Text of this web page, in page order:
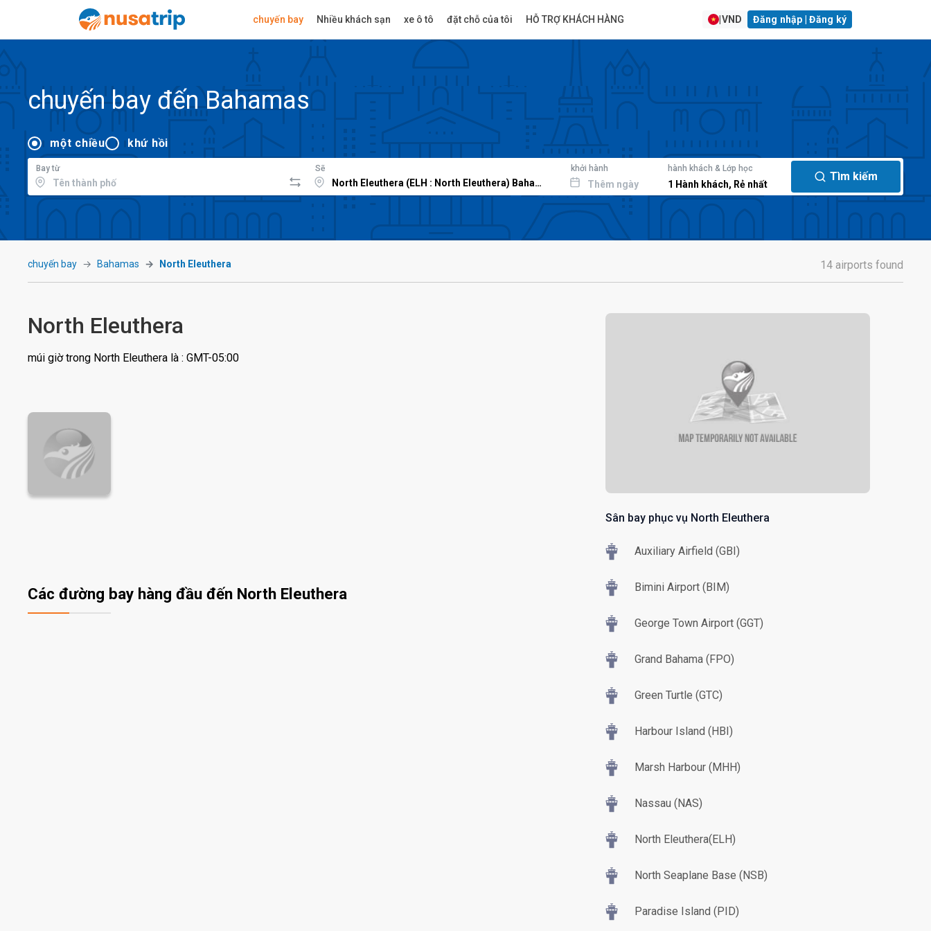
chuyến bay Nhiều khách sạn xe ô tô đặt chỗ của tôi HỖ TRỢ KHÁCH HÀNG VND Đăng nhập | Đăng ký
chuyến bay đến Bahamas
một chiều khứ hồi
Bay từ Sẽ khởi hành
Thêm ngày
hành khách & Lớp học
1 Hành khách, Rẻ nhất
Tìm kiếm
chuyến bay Bahamas North Eleuthera 14 airports found
North Eleuthera
múi giờ trong North Eleuthera là : GMT-05:00
Các đường bay hàng đầu đến North Eleuthera
Sân bay phục vụ North Eleuthera
Auxiliary Airfield (GBI)
Bimini Airport (BIM)
George Town Airport (GGT)
Grand Bahama (FPO)
Green Turtle (GTC)
Harbour Island (HBI)
Marsh Harbour (MHH)
Nassau (NAS)
North Eleuthera(ELH)
North Seaplane Base (NSB)
Paradise Island (PID)